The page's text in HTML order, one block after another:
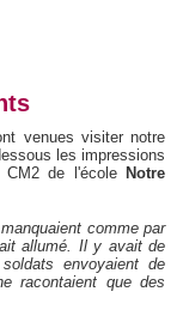
venues visiter notre
les impressions
de l'école Notre
comme par
allumé. Il y avait de
envoyaient de
racontaient que des